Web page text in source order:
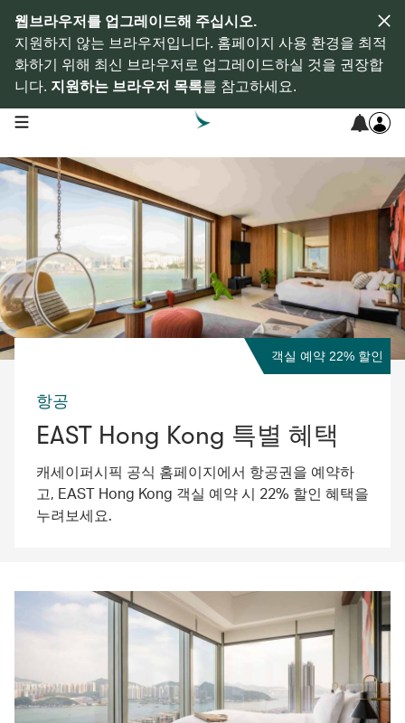
웹브라우저를 업그레이드해 주십시오.
지원하지 않는 브라우저입니다. 홈페이지 사용 환경을 최적
화하기 위해 최신 브라우저로 업그레이드하실 것을 권장합
니다. 지원하는 브라우저 목록를 참고하세요.
open navigation menu
객실 예약 22% 할인
항공
EAST Hong Kong 특별 혜택
캐세이퍼시픽 공식 홈페이지에서 항공권을 예약하
고, EAST Hong Kong 객실 예약 시 22% 할인 혜택을
누려보세요.